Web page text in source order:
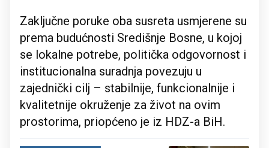
Zaključne poruke oba susreta usmjerene su
prema budućnosti Središnje Bosne, u kojoj
se lokalne potrebe, politička odgovornost i
institucionalna suradnja povezuju u
zajednički cilj – stabilnije, funkcionalnije i
kvalitetnije okruženje za život na ovim
prostorima, priopćeno je iz HDZ-a BiH.